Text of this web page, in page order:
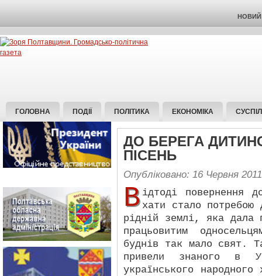
НОВИЙ
ГОЛОВНА ПОДІЇ ПОЛІТИКА ЕКОНОМІКА
ДО БЕРЕГА
ПІСЕНЬ
Опубліковано: 16 Червня 2011
В ідтоді повернення
хати стало потребою
рідній землі, яка дала
працьовитим
буднів так мало свят.
привели знаного в
українського народного